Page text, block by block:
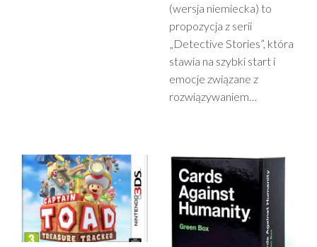
(wersja niemiecka) to
propozycja z serii
„Detective Stories”, która
stawia na szybki start i
emocje związane z
rozwiązywaniem…